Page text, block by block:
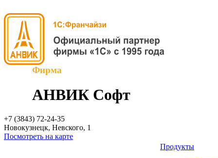
Фирма
АНВИК Софт
+7 (3843) 72-24-35
Новокузнецк, Невского, 1
Посмотреть на карте
Продукты